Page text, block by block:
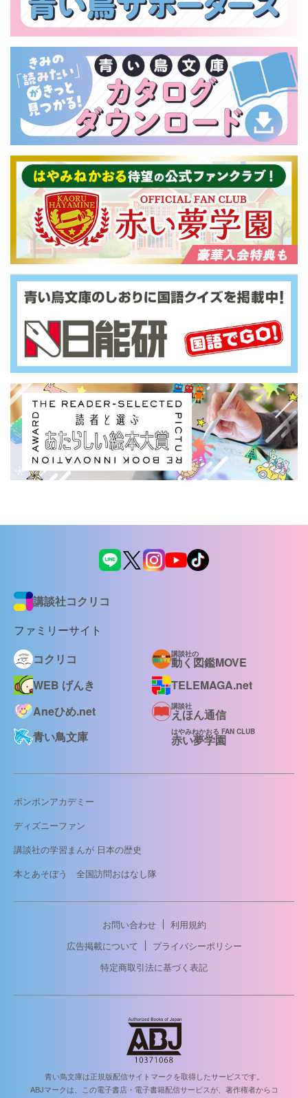
講談社コクリコ
ファミリーサイト
コクリコ
講談社の
動く図鑑MOVE
WEB げんき
TELEMAGA.net
Aneひめ.net
講談社
えほん通信
青い鳥文庫
はやみねかおる FAN CLUB
赤い夢学園
ボンボンアカデミー
ディズニーファン
講談社の学習まんが 日本の歴史
本とあそぼう 全国訪問おはなし隊
お問い合わせ
利用規約
広告掲載について
プライバシーポリシー
特定商取引法に基づく表記
青い鳥文庫は正規版配信サイトマークを取得したサービスです。
ABJマークは、この電子書店・電子書籍配信サービスが、著作権者からコ